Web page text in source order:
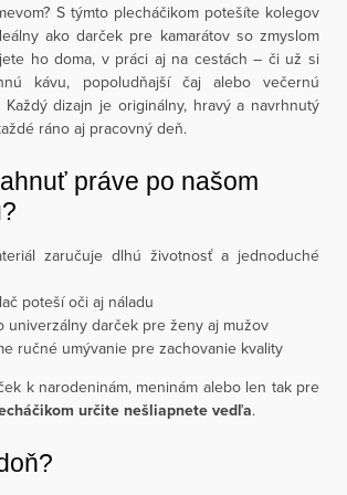
S týmto plecháčikom potešíte kolegov
ako darček pre kamarátov so zmyslom
ho doma, v práci aj na cestách – či už si
kávu, popoludňajší čaj alebo večernú
dizajn je originálny, hravý a navrhnutý
ráno aj pracovný deň.
práve po našom
zaručuje dlhú životnosť a jednoduché
poteší oči aj náladu
univerzálny darček pre ženy aj mužov
ručné umývanie pre zachovanie kvality
k narodeninám, meninám alebo len tak pre
určite nešliapnete vedľa.